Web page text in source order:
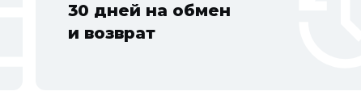
30 дней на обмен
и возврат